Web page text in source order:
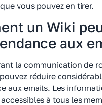
vous pouvez en tirer.
un Wiki
aux
la communication de
réduire
aux emails. Les
à tous les